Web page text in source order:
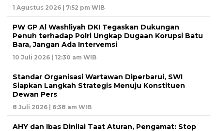
1 Agustus 2026 | 7:52 pm WIB
PW GP Al Washliyah DKI Tegaskan Dukungan
Penuh terhadap Polri Ungkap Dugaan Korupsi Batu
Bara, Jangan Ada Intervemsi
10 Juli 2026 | 12:30 am WIB
Standar Organisasi Wartawan Diperbarui, SWI
Siapkan Langkah Strategis Menuju Konstituen
Dewan Pers
8 Juli 2026 | 6:38 am WIB
AHY dan Ibas Dinilai Taat Aturan, Pengamat: Stop